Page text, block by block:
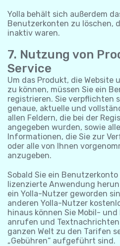
Yolla behält sich außerdem
Benutzerkonten zu löschen,
inaktiv waren.
7. Nutzung von
Service
Um das Produkt, die Website
zu können, müssen Sie ein
registrieren. Sie verpflichten
genaue, aktuelle und
allen Feldern, die bei der
angegeben wurden, sowie
Informationen, die Sie zur
oder alle von Ihnen
anzugeben.
Sobald Sie ein
lizenzierte Anwendung
ein Yolla-Nutzer geworden
anderen Yolla-Nutzer
hinaus können Sie Mobil-
anrufen und
ganzen Welt zu den Tarifen
„Gebühren“ aufgeführt sind.